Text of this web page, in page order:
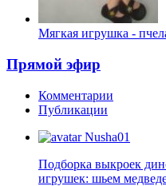
Мягкая игрушка -
Прямой эфир
Комментарии
Публикации
Nusha01
Подборка выкроек
игрушек: шьем